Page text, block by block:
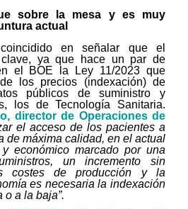
sobre la mesa y es muy
actual
en señalar que el
ya que hace un par de
el BOE la Ley 11/2023 que
los precios (indexación) de
públicos de suministro y
los de Tecnología Sanitaria.
director de Operaciones de
el acceso de los pacientes a
de máxima calidad, en el actual
económico marcado por una
un incremento sin
costes de producción y la
es necesaria la indexación
o a la baja”.